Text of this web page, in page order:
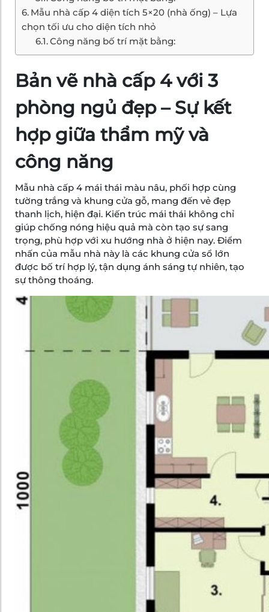
Mẫu nhà cấp 4 diện tích 5×20 (nhà ống) – Lựa
chọn tối ưu cho diện tích nhỏ
Công năng bố trí mặt bằng:
Bản vẽ nhà cấp 4 với 3
phòng ngủ đẹp – Sự kết
hợp giữa thẩm mỹ và
công năng
Mẫu nhà cấp 4 mái thái màu nâu, phối hợp cùng
tường trắng và khung cửa gỗ, mang đến vẻ đẹp
thanh lịch, hiện đại. Kiến trúc mái thái không chỉ
giúp chống nóng hiệu quả mà còn tạo sự sang
trọng, phù hợp với xu hướng nhà ở hiện nay. Điểm
nhấn của mẫu nhà này là các khung cửa sổ lớn
được bố trí hợp lý, tận dụng ánh sáng tự nhiên, tạo
sự thông thoáng.